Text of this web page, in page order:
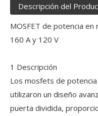
Descripción del
MOSFET de potencia
160 A y 120 V
1 Descripción
Los mosfets de
utilizaron un diseño
puerta dividida,